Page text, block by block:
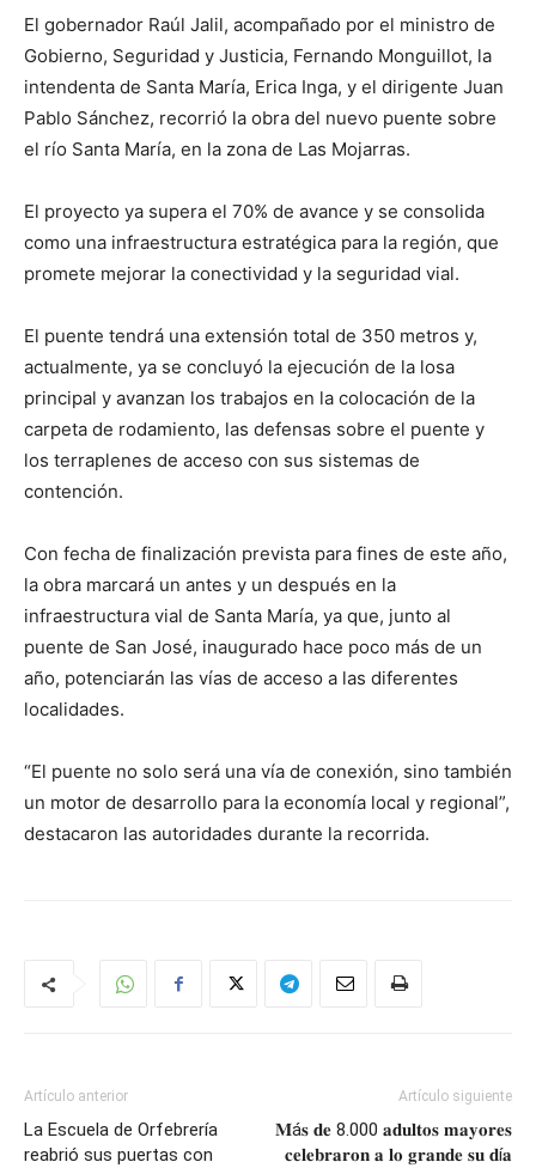
El gobernador Raúl Jalil, acompañado por el ministro de
Gobierno, Seguridad y Justicia, Fernando Monguillot, la
intendenta de Santa María, Erica Inga, y el dirigente Juan
Pablo Sánchez, recorrió la obra del nuevo puente sobre
el río Santa María, en la zona de Las Mojarras.
El proyecto ya supera el 70% de avance y se consolida
como una infraestructura estratégica para la región, que
promete mejorar la conectividad y la seguridad vial.
El puente tendrá una extensión total de 350 metros y,
actualmente, ya se concluyó la ejecución de la losa
principal y avanzan los trabajos en la colocación de la
carpeta de rodamiento, las defensas sobre el puente y
los terraplenes de acceso con sus sistemas de
contención.
Con fecha de finalización prevista para fines de este año,
la obra marcará un antes y un después en la
infraestructura vial de Santa María, ya que, junto al
puente de San José, inaugurado hace poco más de un
año, potenciarán las vías de acceso a las diferentes
localidades.
“El puente no solo será una vía de conexión, sino también
un motor de desarrollo para la economía local y regional”,
destacaron las autoridades durante la recorrida.
Artículo anterior
La Escuela de Orfebrería
reabrió sus puertas con
Artículo siguiente
𝐌á𝐬 𝐝𝐞 8.000 𝐚𝐝𝐮𝐥𝐭𝐨𝐬 𝐦𝐚𝐲𝐨𝐫𝐞𝐬
𝐜𝐞𝐥𝐞𝐛𝐫𝐚𝐫𝐨𝐧 𝐚 𝐥𝐨 𝐠𝐫𝐚𝐧𝐝𝐞 𝐬𝐮 𝐝í𝐚